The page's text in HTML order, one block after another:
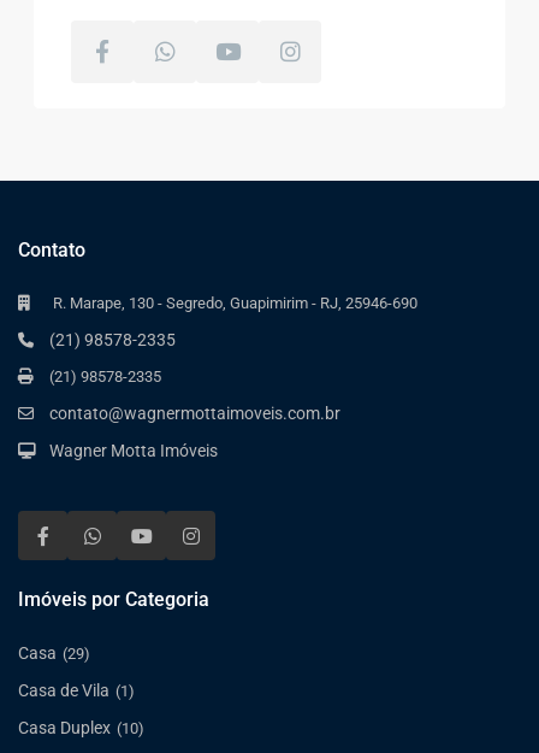
Contato
R. Marape, 130 - Segredo, Guapimirim - RJ, 25946-690
(21) 98578-2335
(21) 98578-2335
contato@wagnermottaimoveis.com.br
Wagner Motta Imóveis
Imóveis por Categoria
Casa (29)
Casa de Vila (1)
Casa Duplex (10)